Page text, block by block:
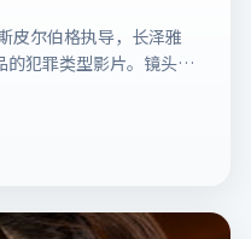
皮尔伯格执导，长泽雅
的犯罪类型影片。镜头克
简介与主创信息可供检